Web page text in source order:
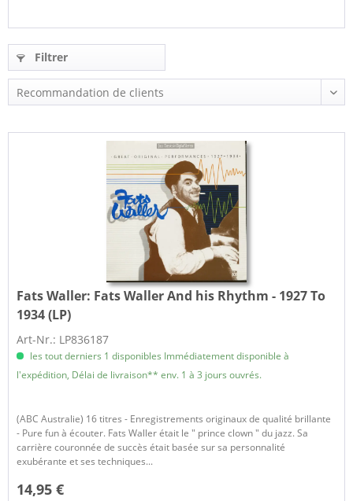
Filtrer
Fats Waller: Fats Waller And his Rhythm - 1927 To
1934 (LP)
Art-Nr.: LP836187
les tout derniers 1 disponibles Immédiatement disponible à
l'expédition, Délai de livraison** env. 1 à 3 jours ouvrés.
(ABC Australie) 16 titres - Enregistrements originaux de qualité brillante
- Pure fun à écouter. Fats Waller était le " prince clown " du jazz. Sa
carrière couronnée de succès était basée sur sa personnalité
exubérante et ses techniques...
14,95 €